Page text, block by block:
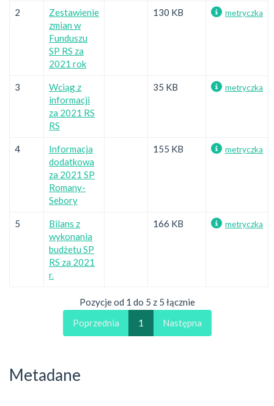
2
Zestawienie
zmian w
Funduszu
SP RS za
2021 rok
130 KB metryczka
3
Wciąg z
informacji
za 2021 RS
RS
35 KB metryczka
4
Informacja
dodatkowa
za 2021 SP
Romany-
Sebory
155 KB metryczka
5
Bilans z
wykonania
budżetu SP
RS za 2021
r.
166 KB metryczka
Pozycje od 1 do 5 z 5 łącznie
Poprzednia
1 Następna
Metadane